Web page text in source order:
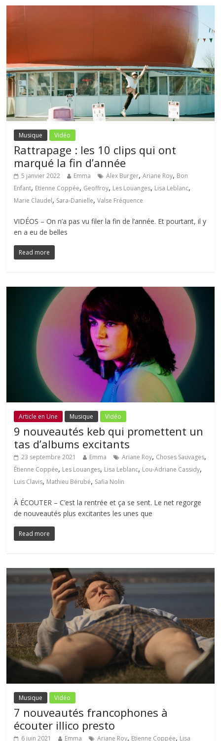
Musique Vidéo
Rattrapage : les 10 clips qui ont
marqué la fin d’année
5 janvier 2022 Emma Alex Burger,Ariane Roy, Bon
Enfant, Etienne Coppée, Geoffroy, Les Louanges, Lisa Leblanc,
Marie Claudel, Sara-Danielle,Valse Fréquence
VIDÉOS – On n’a pas vu filer la fin de l’année. Et pourtant, il y
en a eu de belles
Read more
Article en Une Musique Vidéo
9 nouveautés keb qui promettent un
tas d’albums excitants
23 septembre 2021 Emma Ariane Roy, Choses Sauvages,
Étienne Coppée, Les Louanges, Lisa Leblanc, Lou-Adriane Cassidy,
Luis Clavis, Mathieu Bérubé, Safia Nolin
À ÉCOUTER – C’est la rentrée et ça se sent. Le net regorge
de nouveautés plus excitantes les unes que
Read more
Musique Vidéo
7 nouveautés francophones à
écouter illico presto
6 juin 2021 Emma Ariane Roy, Etienne Coppée, Lisa